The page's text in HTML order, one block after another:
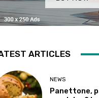
ARTICLES
NEWS
Panettone,